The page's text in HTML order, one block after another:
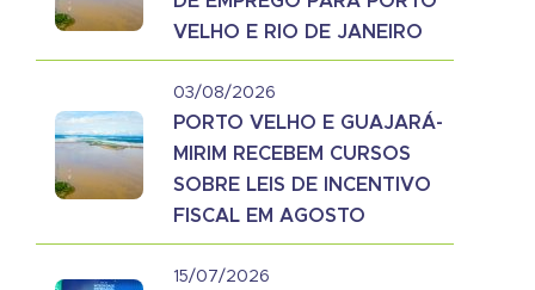
VELHO E RIO DE JANEIRO
03/08/2026
PORTO VELHO E GUAJARÁ-
MIRIM RECEBEM CURSOS
SOBRE LEIS DE INCENTIVO
FISCAL EM AGOSTO
15/07/2026